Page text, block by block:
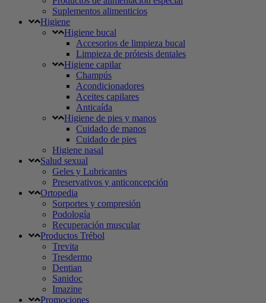
Suplementos alimenticios
Higiene
Higiene bucal
Accesorios de limpieza bucal
Limpieza de prótesis dentales
Higiene capilar
Champús
Acondicionadores
Aceites capilares
Anticaída
Higiene de pies y manos
Cuidado de manos
Cuidado de pies
Higiene nasal
Salud sexual
Geles y Lubricantes
Preservativos y anticoncepción
Ortopedia
Sorportes y compresión
Podología
Recuperación muscular
Productos Trébol
Trevita
Tresdermo
Dentian
Sanidoc
Imazine
Promociones